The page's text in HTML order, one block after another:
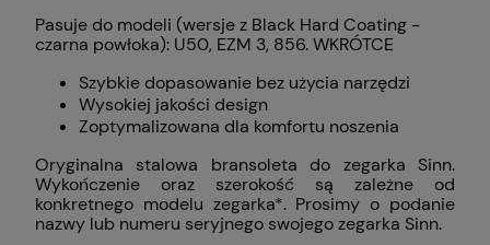
Pasuje do modeli (wersje z Black Hard Coating -
czarna powłoka): U50, EZM 3, 856. WKRÓTCE
Szybkie dopasowanie bez użycia narzędzi
Wysokiej jakości design
Zoptymalizowana dla komfortu noszenia
Oryginalna stalowa bransoleta do zegarka Sinn.
Wykończenie oraz szerokość są zależne od
konkretnego modelu zegarka*. Prosimy o podanie
nazwy lub numeru seryjnego swojego zegarka Sinn.